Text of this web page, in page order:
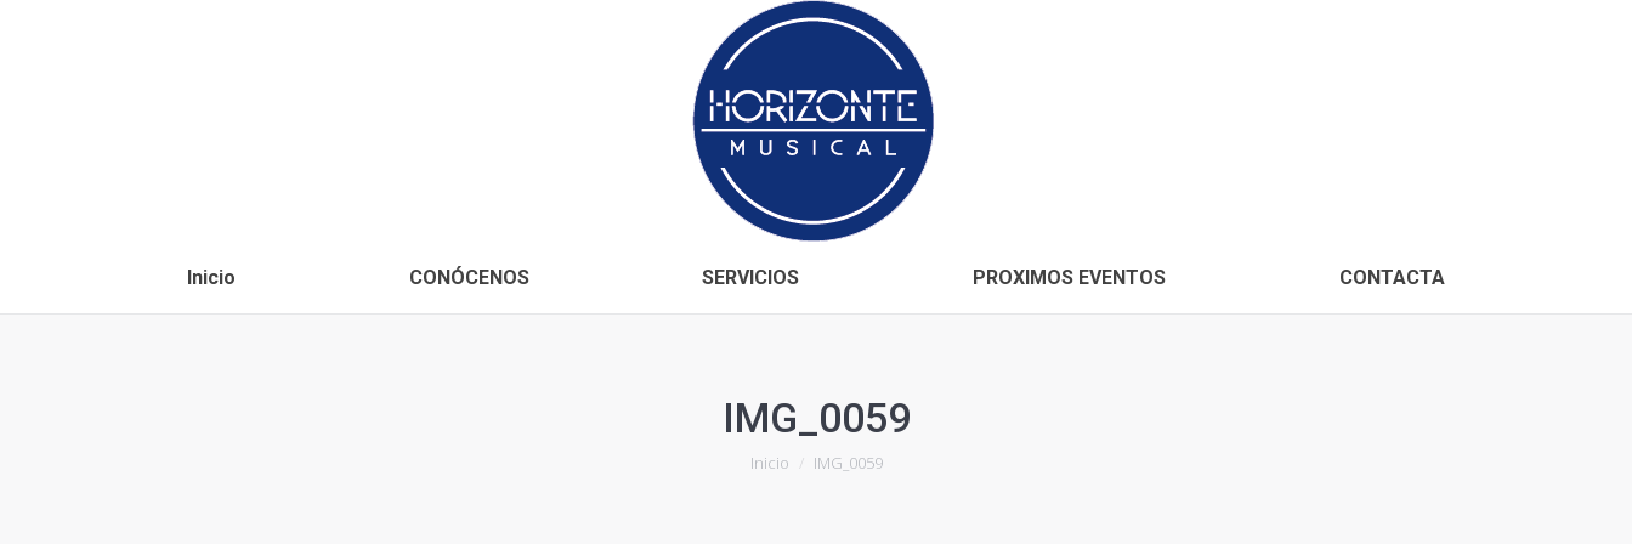
Inicio CONÓCENOS SERVICIOS PROXIMOS EVENTOS CONTACTA
IMG_0059
Estás aquí:
Inicio IMG_0059
CONÓCENOS